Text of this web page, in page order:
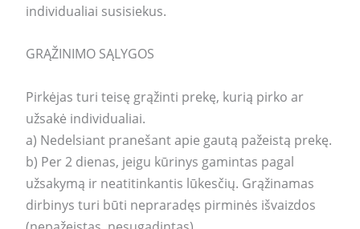
individualiai susisiekus.
GRĄŽINIMO SĄLYGOS
Pirkėjas turi teisę grąžinti prekę, kurią pirko ar
užsakė individualiai.
a) Nedelsiant pranešant apie gautą pažeistą prekę.
b) Per 2 dienas, jeigu kūrinys gamintas pagal
užsakymą ir neatitinkantis lūkesčių. Grąžinamas
dirbinys turi būti nepraradęs pirminės išvaizdos